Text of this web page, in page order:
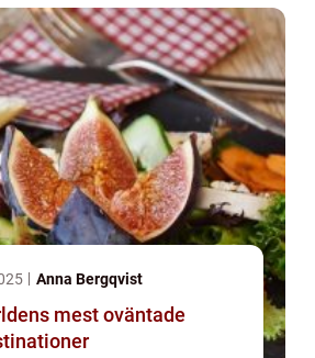
Anna Bergqvist
mest oväntade